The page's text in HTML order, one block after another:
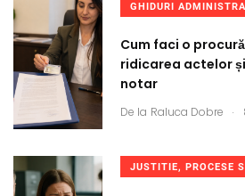
GHIDURI
Cum faci o
ridicarea actelor
notar
De la Raluca Dobre .
JUSTITIE, PROCESE